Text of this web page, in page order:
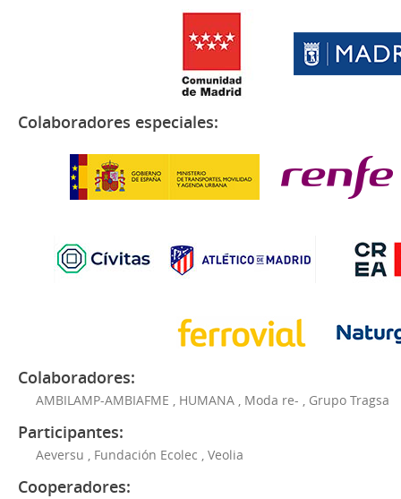
Colaboradores especiales:
Colaboradores:
AMBILAMP-AMBIAFME , HUMANA , Moda re- , Grupo Tragsa
Participantes:
Aeversu , Fundación Ecolec , Veolia
Cooperadores: